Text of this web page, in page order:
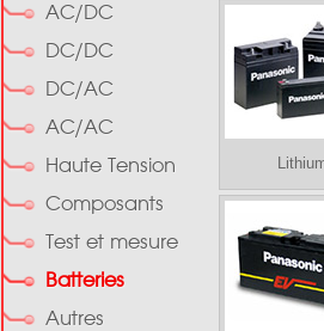
AC/DC
DC/DC
DC/AC
AC/AC
Haute Tension
Composants
Test et mesure
Batteries
Autres